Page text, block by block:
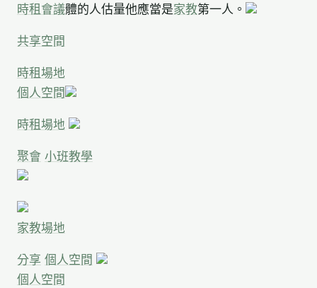
時租會議體的人估量他應當是家教第一人。
共享空間
時租場地
個人空間
時租場地
聚會 小班教學
家教場地
分享 個人空間
個人空間